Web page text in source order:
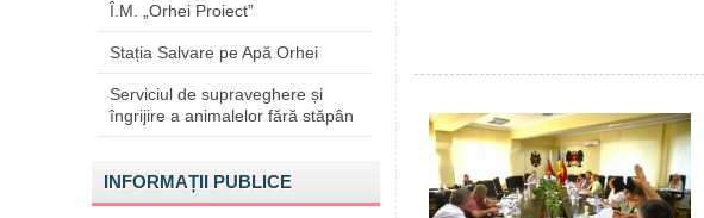
Î.M. „Orhei Proiect”
Stația Salvare pe Apă Orhei
Serviciul de supraveghere și
îngrijire a animalelor fără stăpân
INFORMAȚII PUBLICE